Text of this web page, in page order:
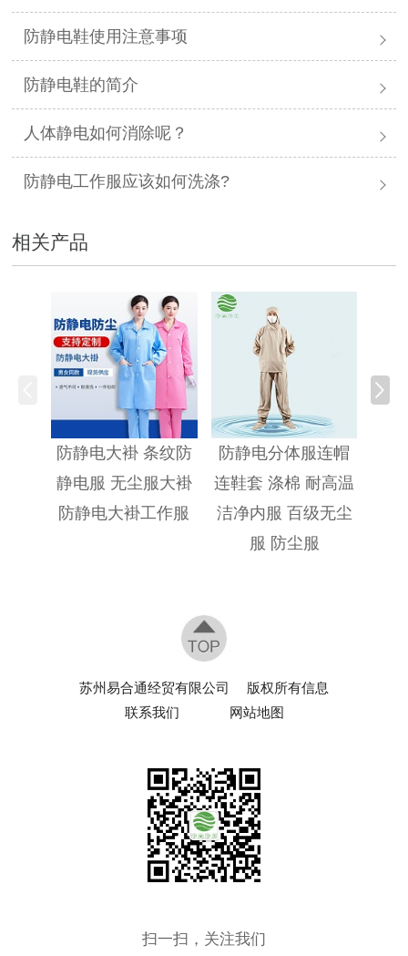
防静电鞋使用注意事项
防静电鞋的简介
人体静电如何消除呢？
防静电工作服应该如何洗涤?
相关产品
防静电大褂 条纹防
静电服 无尘服大褂
防静电大褂工作服
防静电分体服连帽
连鞋套 涤棉 耐高温
洁净内服 百级无尘
服 防尘服
防
苏州易合通经贸有限公司
版权所有信息
联系我们
网站地图
扫一扫，关注我们